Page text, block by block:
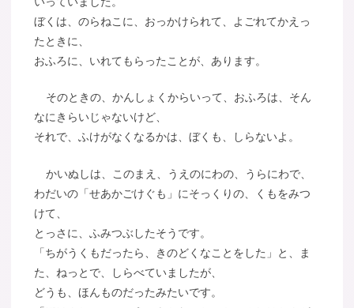
ぼくは、のらねこに、おっかけられて、よごれてかえっ
たときに、
おふろに、いれてもらったことが、あります。
そのときの、かんしょくからいって、おふろは、そん
なにきらいじゃないけど、
それで、ふけがなくなるかは、ぼくも、しらないよ。
かいぬしは、このまえ、うえのにわの、うらにわで、
わだいの「せあかごけぐも」にそっくりの、くもをみつ
けて、
とっさに、ふみつぶしたそうです。
「ちがうくもだったら、きのどくなことをした」と、ま
た、ねっとで、しらべていましたが、
どうも、ほんものだったみたいです。